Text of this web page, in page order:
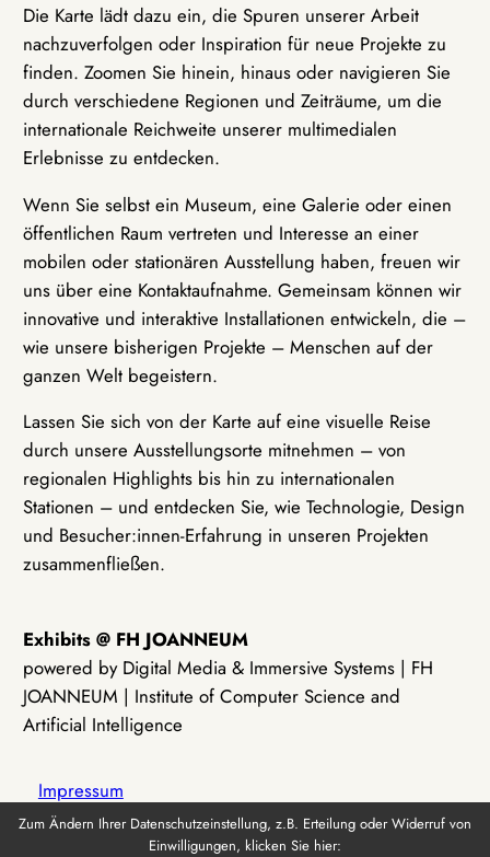
Die Karte lädt dazu ein, die Spuren unserer Arbeit
nachzuverfolgen oder Inspiration für neue Projekte zu
finden. Zoomen Sie hinein, hinaus oder navigieren Sie
durch verschiedene Regionen und Zeiträume, um die
internationale Reichweite unserer multimedialen
Erlebnisse zu entdecken.
Wenn Sie selbst ein Museum, eine Galerie oder einen
öffentlichen Raum vertreten und Interesse an einer
mobilen oder stationären Ausstellung haben, freuen wir
uns über eine Kontaktaufnahme. Gemeinsam können wir
innovative und interaktive Installationen entwickeln, die –
wie unsere bisherigen Projekte – Menschen auf der
ganzen Welt begeistern.
Lassen Sie sich von der Karte auf eine visuelle Reise
durch unsere Ausstellungsorte mitnehmen – von
regionalen Highlights bis hin zu internationalen
Stationen – und entdecken Sie, wie Technologie, Design
und Besucher:innen-Erfahrung in unseren Projekten
zusammenfließen.
Exhibits @ FH JOANNEUM
powered by Digital Media & Immersive Systems | FH
JOANNEUM | Institute of Computer Science and
Artificial Intelligence
Impressum
Zum Ändern Ihrer Datenschutzeinstellung, z.B. Erteilung oder Widerruf von
Einwilligungen, klicken Sie hier: